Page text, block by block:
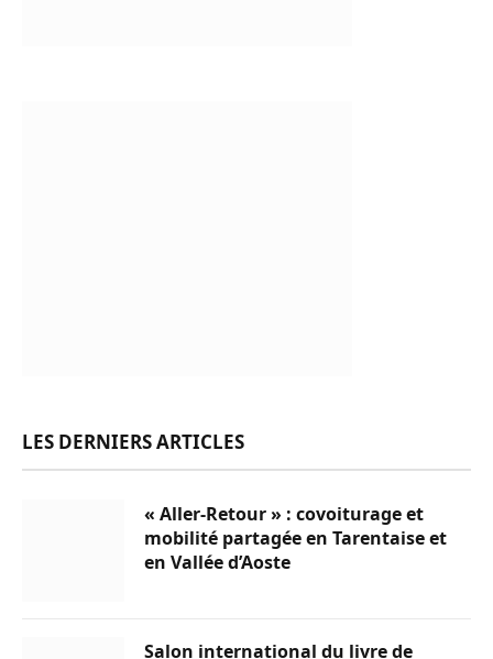
LES DERNIERS ARTICLES
« Aller-Retour » : covoiturage et
mobilité partagée en Tarentaise et
en Vallée d’Aoste
Salon international du livre de